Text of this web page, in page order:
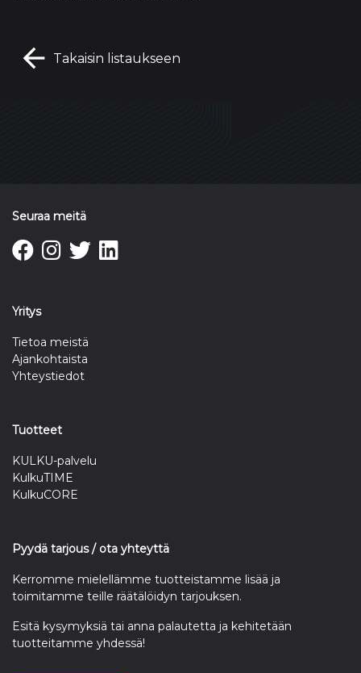
arrow_back Takaisin listaukseen
Seuraa meitä
Yritys
Tietoa meistä
Ajankohtaista
Yhteystiedot
Tuotteet
KULKU-palvelu
KulkuTIME
KulkuCORE
Pyydä tarjous / ota yhteyttä
Kerromme mielellämme tuotteistamme lisää ja
toimitamme teille räätälöidyn tarjouksen.
Esitä kysymyksiä tai anna palautetta ja kehitetään
tuotteitamme yhdessä!